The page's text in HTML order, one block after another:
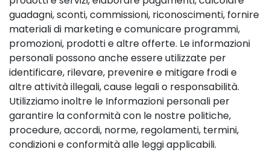
guadagni, sconti, commissioni, riconoscimenti, fornire
materiali di marketing e comunicare programmi,
promozioni, prodotti e altre offerte. Le informazioni
personali possono anche essere utilizzate per
identificare, rilevare, prevenire e mitigare frodi e
altre attività illegali, cause legali o responsabilità.
Utilizziamo inoltre le Informazioni personali per
garantire la conformità con le nostre politiche,
procedure, accordi, norme, regolamenti, termini,
condizioni e conformità alle leggi applicabili.